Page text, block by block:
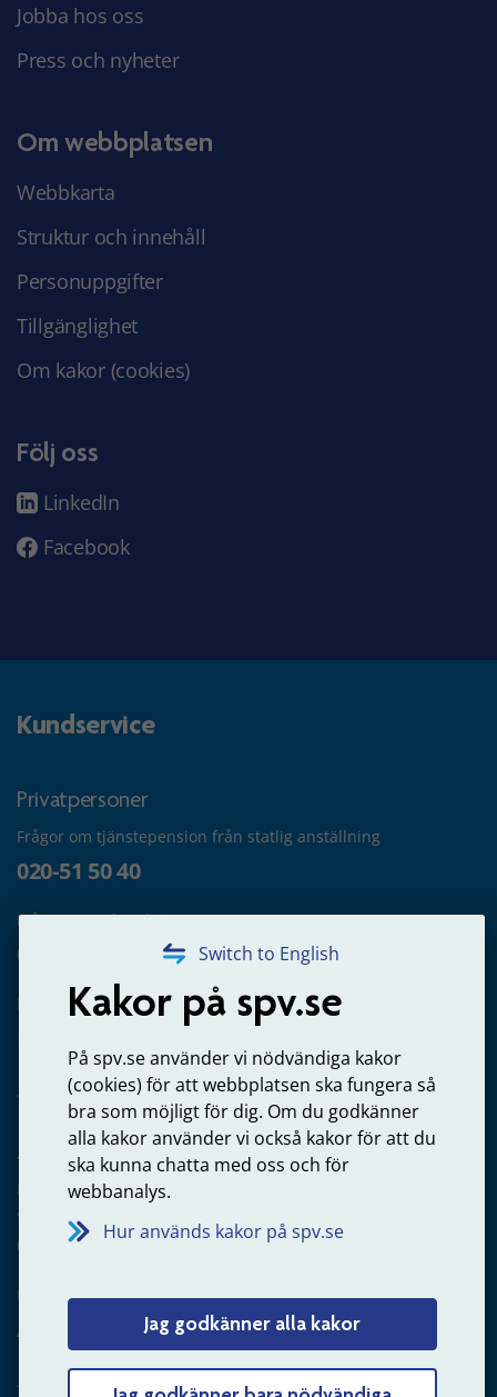
Switch to English
Kakor på spv.se
På spv.se använder vi nödvändiga kakor
(cookies) för att webbplatsen ska fungera så
bra som möjligt för dig. Om du godkänner
alla kakor använder vi också kakor för att du
ska kunna chatta med oss och för
webbanalys.
Hur används kakor på spv.se
Jag godkänner alla kakor
Jobba hos oss
Press och nyheter
Om webbplatsen
Webbkarta
Struktur och innehåll
Personuppgifter
Tillgänglighet
Om kakor (cookies)
Följ oss
LinkedIn
Facebook
Kundservice
Privatpersoner
Frågor om tjänstepension från statlig anställning
020-51 50 40
Frågor om utbetalning
020-65 00 65
Kontakta oss
Arbetsgivare
Frågor om administration av tjänstepension från statlig
anställning
060-18 75 03
Kontakta oss
Arbetsgivare – skicka mejl till oss